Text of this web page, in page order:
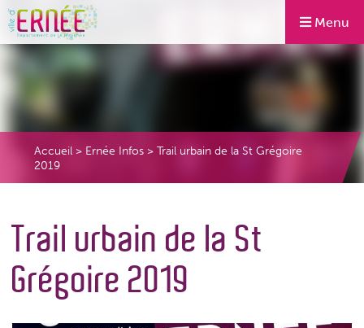
Menu
Accueil > Ernée Infos > Trail urbain de la St Grégoire
2019
Trail urbain de la St
Grégoire 2019